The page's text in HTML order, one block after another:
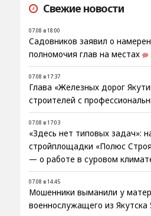
Свежие новости
07.08 в 18:00
Садовников заявил о
полномочия глав на местах
07.08 в 17:37
Глава «Железных дорог
строителей с
07.08 в 17:03
«Здесь нет типовых задач»:
стройплощадки «Полюс
— о работе в суровом
07.08 в 14:45
Мошенники выманили у
военнослужащего из Якутска